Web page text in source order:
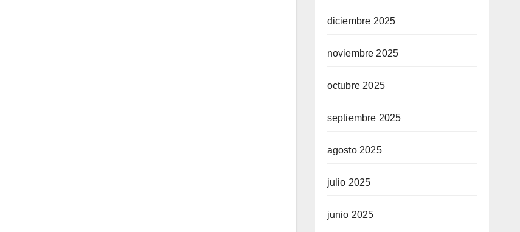
diciembre 2025
noviembre 2025
octubre 2025
septiembre 2025
agosto 2025
julio 2025
junio 2025